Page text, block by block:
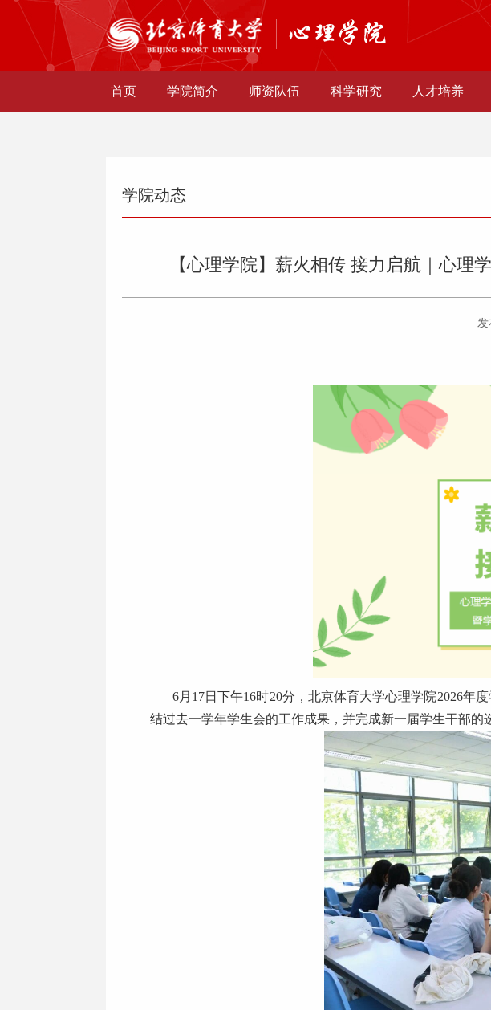
首页 学院简介 师资队伍 科学研究 人才培养
学院动态
【心理学院】薪火相传 接力启航｜心理
6月17日下午16时20分，北京体育大学心理学院2026年
结过去一学年学生会的工作成果，并完成新一届学生干部的